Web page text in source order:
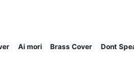
Ai mori Brass Cover Dont